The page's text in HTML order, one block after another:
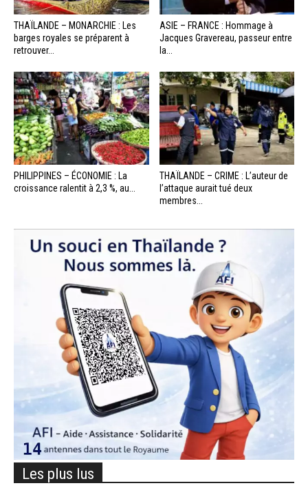
THAÏLANDE – MONARCHIE : Les
barges royales se préparent à
retrouver...
ASIE – FRANCE : Hommage à
Jacques Gravereau, passeur entre
la...
PHILIPPINES – ÉCONOMIE : La
croissance ralentit à 2,3 %, au...
THAÏLANDE – CRIME : L’auteur de
l’attaque aurait tué deux
membres...
Les plus lus